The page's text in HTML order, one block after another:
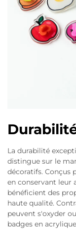
La durabilité
distingue sur le
décoratifs. Conçus
en conservant leur
bénéficient des
haute qualité.
peuvent s'oxyder
badges en